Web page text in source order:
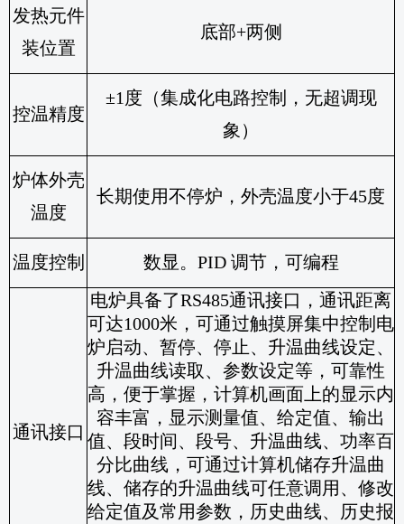
发热元件
装位置
底部+两侧
控温精度
±1 度（集成化电路控制，无超调现
象）
炉体外壳
温度
长期使用不停炉，外壳温度小于45度
温度控制 数显。 PID 调节，可编程
通讯接口
电炉具备了RS485通讯接口，通讯距离
可达1000米，可通过触摸屏集中控制电
炉启动、暂停、停止、升温曲线设定、
升温曲线读取、参数设定等，可靠性
高，便于掌握，计算机画面上的显示内
容丰富，显示测量值、给定值、输出
值、段时间、段号、升温曲线、功率百
分比曲线，可通过计算机储存升温曲
线、储存的升温曲线可任意调用、修改
给定值及常用参数，历史曲线、历史报